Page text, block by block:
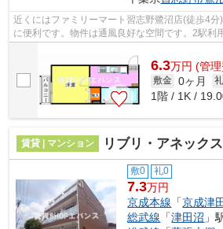
近くにはファミリーマート習志野鷺沼店(徒歩4
に便利です。物件は通風良好な空間です。2駅利
6.3万円 (管
敷金 0ヶ月
1階 / 1K /
賃貸 | マンション リブリ・アネック
敷0 礼0
7.3万円
京成本線 「京成津
総武線 「津田沼 」